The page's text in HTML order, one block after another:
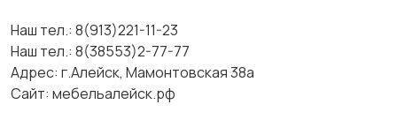
Наш тел.: 8(913)221-11-23
Наш тел.: 8(38553)2-77-77
Адрес: г.Алейск,​ Мамонтовская 38а
Сайт: мебельалейск.рф